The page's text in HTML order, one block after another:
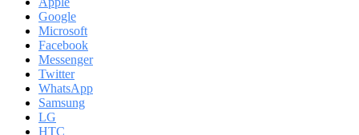
Google
Microsoft
Facebook
Messenger
Twitter
WhatsApp
Samsung
LG
HTC